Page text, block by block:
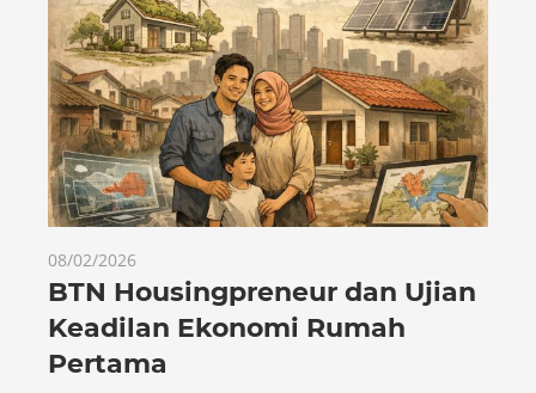
08/02/2026
BTN Housingpreneur dan Ujian
Keadilan Ekonomi Rumah
Pertama